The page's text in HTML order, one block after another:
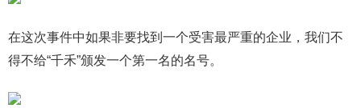
在这次事件中如果非要找到一个受害最严重的企业，我们不
得不给“千禾”颁发一个第一名的名号。